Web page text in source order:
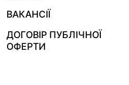
ВАКАНСІЇ
ДОГОВІР ПУБЛІЧНОЇ
ОФЕРТИ